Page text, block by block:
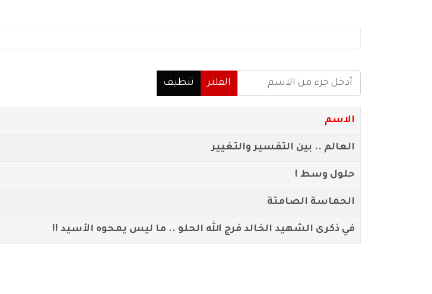
أدخل جزء من الاسم
الفلتر تنظيف
الاسم
العالم .. بين التفسير والتغيير
حلول وسط !
الحماسة الصامتة
في ذكرى الشهيد الخالد فرج الله الحلو .. ما ليس يمحوه الأسيد !!